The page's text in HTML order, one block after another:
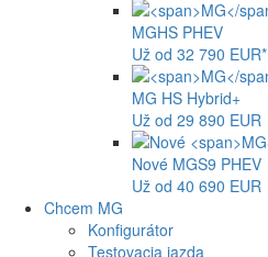
MGHS PHEV
Už od 32 790 EUR*
MG HS Hybrid+
Už od 29 890 EUR
Nové MGS9 PHEV
Už od 40 690 EUR
Chcem MG
Konfigurátor
Testovacia jazda